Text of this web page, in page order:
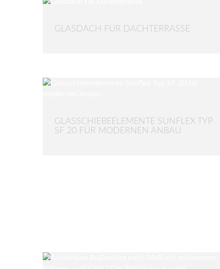
GLASDACH FÜR DACHTERRASSE
GLASSCHIEBEELEMENTE SUNFLEX TYP
SF 20 FÜR MODERNEN ANBAU